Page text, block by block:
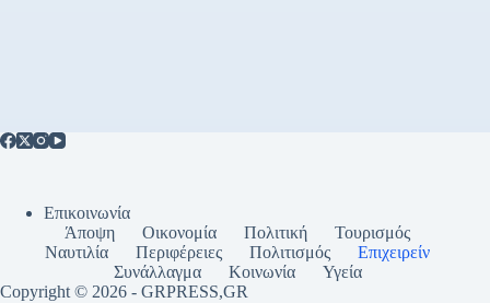
Επικοινωνία
Άποψη
Οικονομία Πολιτική
Τουρισμός
Ναυτιλία
Περιφέρειες Πολιτισμός
Επιχειρείν
Συνάλλαγμα
Κοινωνία
Υγεία
Copyright © 2026 - GRPRESS,GR